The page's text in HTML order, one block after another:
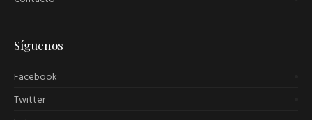
Síguenos
Facebook
Twitter